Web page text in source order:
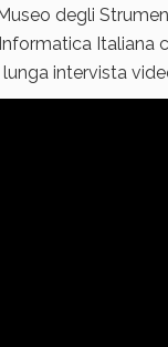
degli
intervista